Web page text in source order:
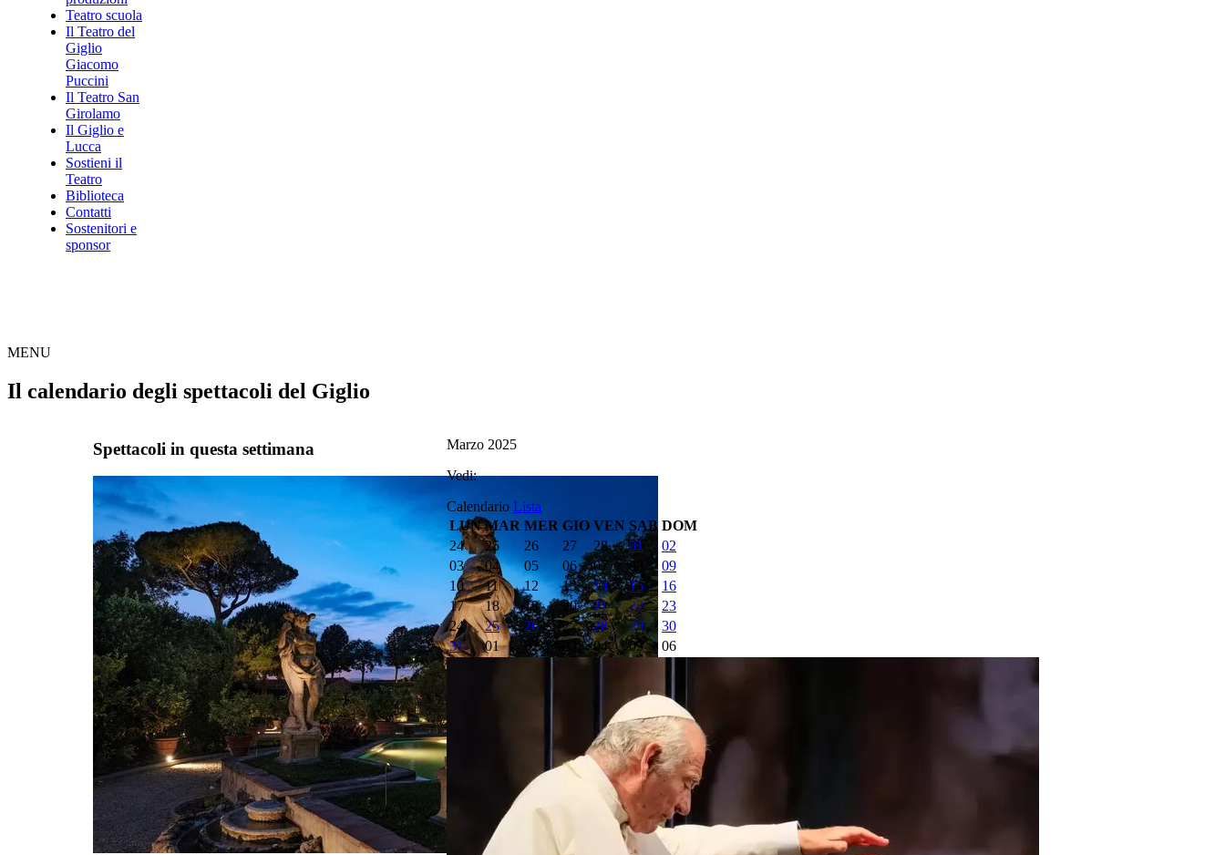
Teatro scuola
Il Teatro del
Giglio
Giacomo
Puccini
Il Teatro San
Girolamo
Il Giglio e
Lucca
Sostieni il
Teatro
Biblioteca
Contatti
Sostenitori e
sponsor
MENU
Il calendario degli spettacoli del Giglio
Spettacoli in questa settimana
Marzo 2025
Vedi:
Calendario Lista
LUN MAR MER GIO VEN SAB DOM
24
25 26 27 28 01
02
03
04 05 06 07 08
09
10
11 12 13 14 15
16
17
18 19 20 21 22
23
24
25 26 27 28 29
30
31
01 02 03 04 05 06